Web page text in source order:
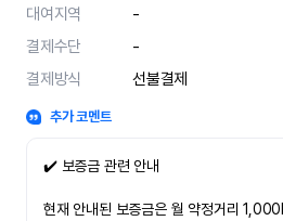
대여지역
-
결제수단
-
결제방식
선불결제
추가 코멘트
✔️ 보증금 관련 안내
현재 안내된 보증금은 월 약정거리